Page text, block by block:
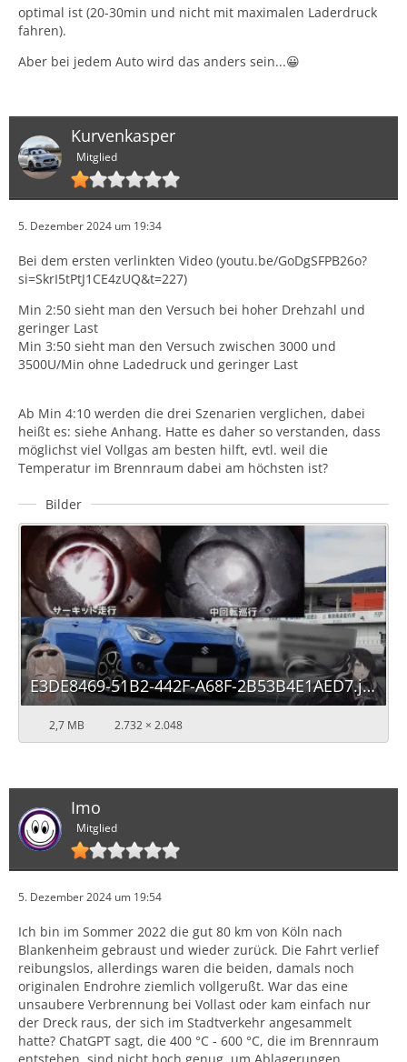
optimal ist (20-30min und nicht mit maximalen Laderdruck
fahren).
Aber bei jedem Auto wird das anders sein...😀
Kurvenkasper
Mitglied
5. Dezember 2024 um 19:34
Bei dem ersten verlinkten Video (youtu.be/GoDgSFPB26o?
si=SkrI5tPtJ1CE4zUQ&t=227)
Min 2:50 sieht man den Versuch bei hoher Drehzahl und
geringer Last
Min 3:50 sieht man den Versuch zwischen 3000 und
3500U/Min ohne Ladedruck und geringer Last
Ab Min 4:10 werden die drei Szenarien verglichen, dabei
heißt es: siehe Anhang. Hatte es daher so verstanden, dass
möglichst viel Vollgas am besten hilft, evtl. weil die
Temperatur im Brennraum dabei am höchsten ist?
Bilder
E3DE8469-51B2-442F-A68F-2B53B4E1AED7.jpeg
2,7 MB 2.732 × 2.048
Imo
Mitglied
5. Dezember 2024 um 19:54
Ich bin im Sommer 2022 die gut 80 km von Köln nach
Blankenheim gebraust und wieder zurück. Die Fahrt verlief
reibungslos, allerdings waren die beiden, damals noch
originalen Endrohre ziemlich vollgerußt. War das eine
unsaubere Verbrennung bei Vollast oder kam einfach nur
der Dreck raus, der sich im Stadtverkehr angesammelt
hatte? ChatGPT sagt, die 400 °C - 600 °C, die im Brennraum